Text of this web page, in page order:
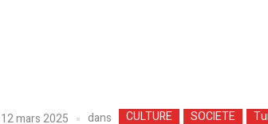
12 mars 2025 dans CULTURE SOCIETE